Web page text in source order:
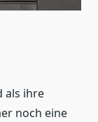
als ihre
noch eine